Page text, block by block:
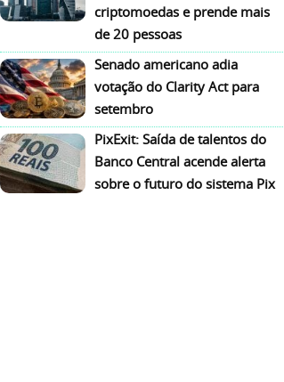
criptomoedas e prende mais
de 20 pessoas
Senado americano adia
votação do Clarity Act para
setembro
PixExit: Saída de talentos do
Banco Central acende alerta
sobre o futuro do sistema Pix